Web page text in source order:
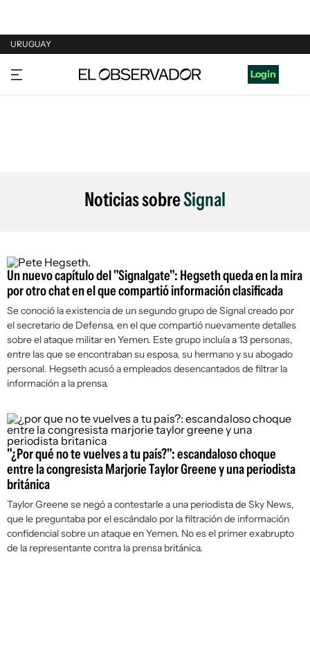
URUGUAY
URUGUAY
ARGENTINA
Login
Noticias sobreSignal
Un nuevo capítulo del "Signalgate": Hegseth queda en la mira
por otro chat en el que compartió información clasificada
Se conoció la existencia de un segundo grupo de Signal creado por
el secretario de Defensa, en el que compartió nuevamente detalles
sobre el ataque militar en Yemen. Este grupo incluía a 13 personas,
entre las que se encontraban su esposa, su hermano y su abogado
personal. Hegseth acusó a empleados desencantados de filtrar la
información a la prensa.
"¿Por qué no te vuelves a tu país?": escandaloso choque
entre la congresista Marjorie Taylor Greene y una periodista
británica
Taylor Greene se negó a contestarle a una periodista de Sky News,
que le preguntaba por el escándalo por la filtración de información
confidencial sobre un ataque en Yemen. No es el primer exabrupto
de la representante contra la prensa británica.